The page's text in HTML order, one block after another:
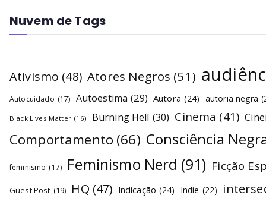
Nuvem de Tags
Ativismo (48) Atores Negros (51)
Autocuidado (17) Autoestima (29) Autora (24) autoria negra
Black Lives Matter (16) Burning Hell (30) Cinema (41)
Comportamento (66) Consciência
feminismo (17) Feminismo Nerd (91) Ficção
Guest Post (19) HQ (47) Indicação (24) Indie (22)